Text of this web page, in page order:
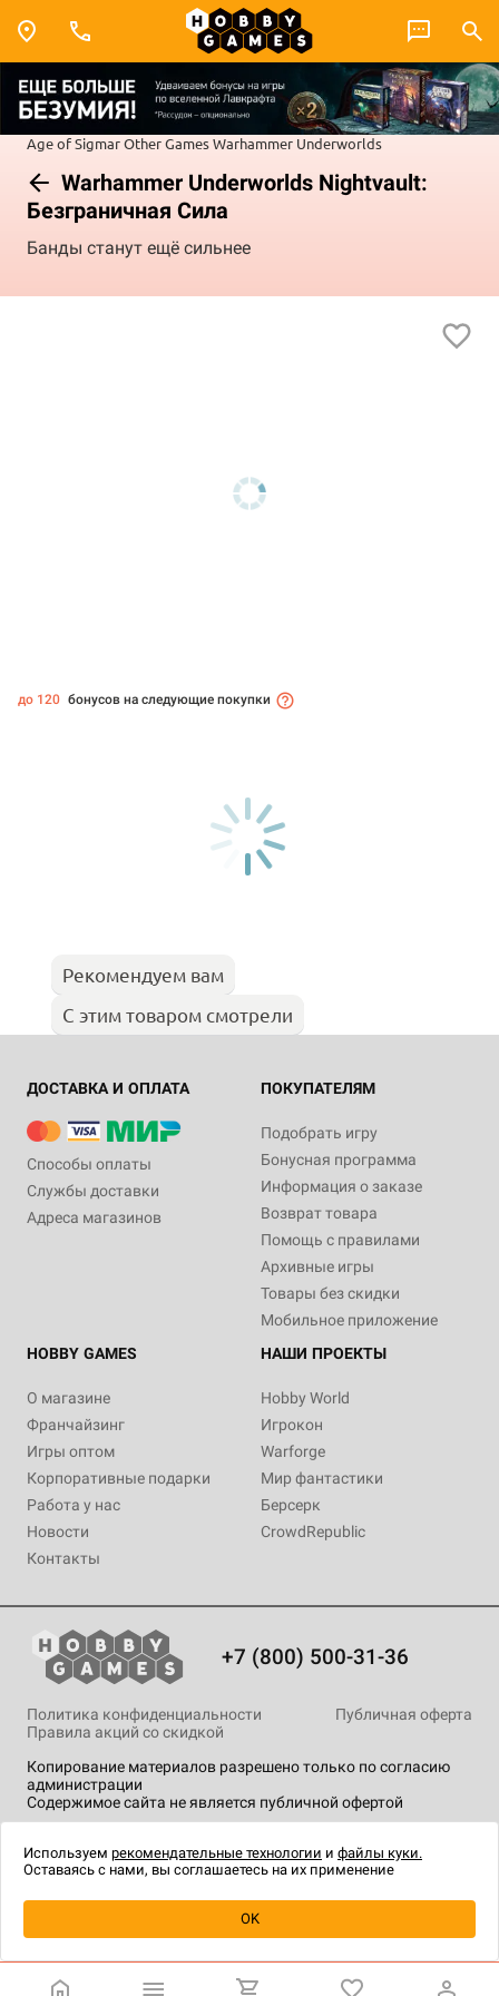
Age of SigmarOther GamesWarhammer Underworlds
Warhammer Underworlds Nightvault:
Безграничная Сила
Банды станут ещё сильнее
Уведомить о наличии
до 120 бонусов на следующие покупки
Рекомендуем вам
С этим товаром смотрели
ДОСТАВКА И ОПЛАТА
Способы оплаты
Службы доставки
Адреса магазинов
ПОКУПАТЕЛЯМ
Подобрать игру
Бонусная программа
Информация о заказе
Возврат товара
Помощь с правилами
Архивные игры
Товары без скидки
Мобильное приложение
HOBBY GAMES
О магазине
Франчайзинг
Игры оптом
Корпоративные подарки
Работа у нас
Новости
Контакты
НАШИ ПРОЕКТЫ
Hobby World
Игрокон
Warforge
Мир фантастики
Берсерк
CrowdRepublic
+7 (800) 500-31-36
Копирование материалов разрешено только по согласию
администрации
Содержимое сайта не является публичной офертой
Политика конфиденциальности
Публичная оферта
Правила акций со скидкой
технологии.
Используем рекомендательные технологии и файлы куки.
Оставаясь с нами, вы соглашаетесь на их применение
OK